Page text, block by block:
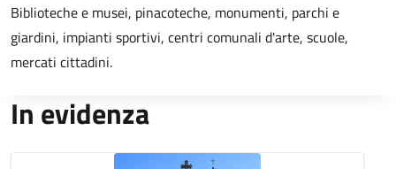
Biblioteche e musei, pinacoteche, monumenti, parchi e
giardini, impianti sportivi, centri comunali d'arte, scuole,
mercati cittadini.
In evidenza